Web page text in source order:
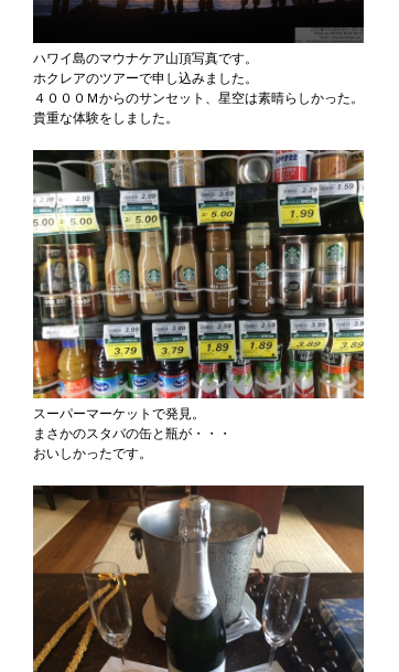
ハワイ島のマウナケア山頂写真です。
ホクレアのツアーで申し込みました。
４０００Ｍからのサンセット、星空は素晴らしかった。
貴重な体験をしました。
スーパーマーケットで発見。
まさかのスタバの缶と瓶が・・・
おいしかったです。